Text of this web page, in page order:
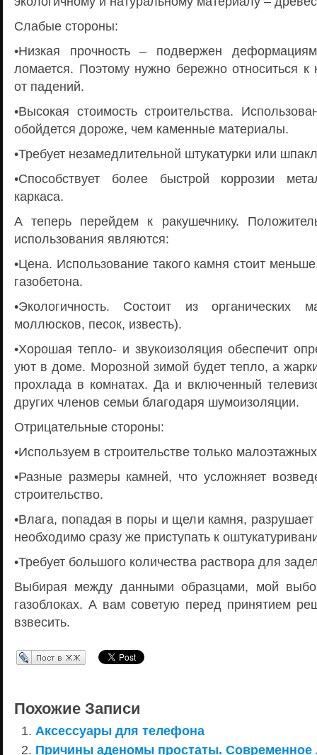
Слабые стороны:
•Низкая прочность – подвержен
ломается. Поэтому нужно бережно относиться к
от падений.
•Высокая стоимость строительства.
обойдется дороже, чем каменные материалы.
•Требует незамедлительной штукатурки или
•Способствует более быстрой коррозии
каркаса.
А теперь перейдем к ракушечнику.
использования являются:
•Цена. Использование такого камня стоит
газобетона.
•Экологичность. Состоит из органических
моллюсков, песок, известь).
•Хорошая тепло- и звукоизоляция обеспечит
уют в доме. Морозной зимой будет тепло, а
прохлада в комнатах. Да и включенный
других членов семьи благодаря шумоизоляции.
Отрицательные стороны:
•Используем в строительстве только
•Разные размеры камней, что усложняет
строительство.
•Влага, попадая в поры и щели камня, разрушает
необходимо сразу же приступать к
•Требует большого количества раствора для
Выбирая между данными образцами, мой
газоблоках. А вам советую перед принятием
взвесить.
Перепост в ЖЖ
Похожие Записи
Аксессуары для телефона
Причины аденомы простаты. Современное